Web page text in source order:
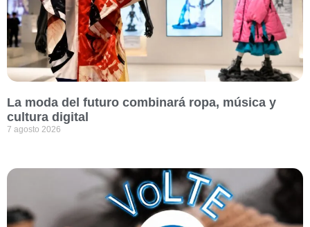
La moda del futuro combinará ropa, música y
cultura digital
7 agosto 2026